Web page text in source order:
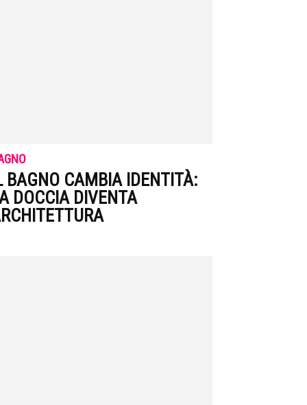
BAGNO CAMBIA IDENTITÀ:
DOCCIA DIVENTA